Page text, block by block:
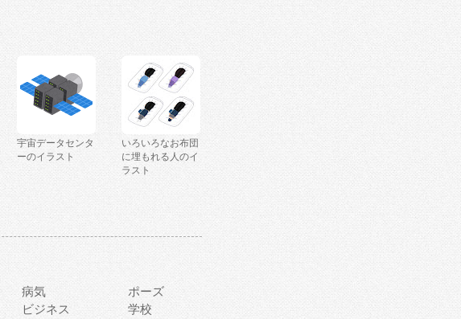
宇宙データセンタ
ーのイラスト
いろいろなお布団
に埋もれる人のイ
ラスト
病気
ポーズ
ビジネス
学校